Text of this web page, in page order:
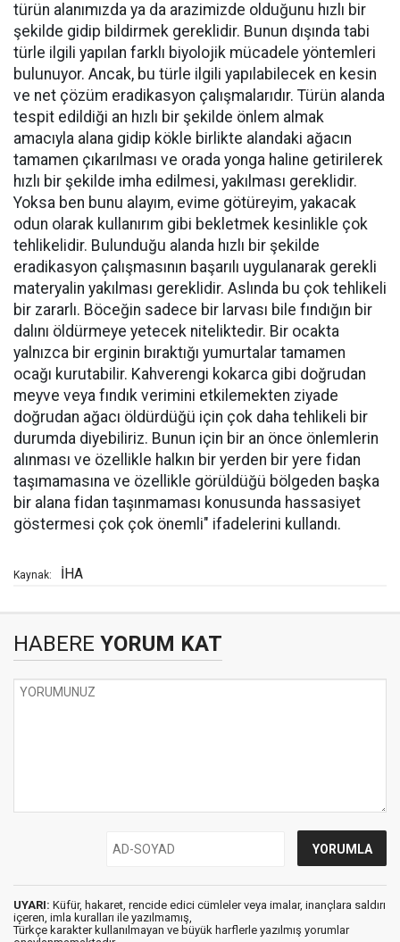
türün alanımızda ya da arazimizde olduğunu hızlı bir
şekilde gidip bildirmek gereklidir. Bunun dışında tabi
türle ilgili yapılan farklı biyolojik mücadele yöntemleri
bulunuyor. Ancak, bu türle ilgili yapılabilecek en kesin
ve net çözüm eradikasyon çalışmalarıdır. Türün alanda
tespit edildiği an hızlı bir şekilde önlem almak
amacıyla alana gidip kökle birlikte alandaki ağacın
tamamen çıkarılması ve orada yonga haline getirilerek
hızlı bir şekilde imha edilmesi, yakılması gereklidir.
Yoksa ben bunu alayım, evime götüreyim, yakacak
odun olarak kullanırım gibi bekletmek kesinlikle çok
tehlikelidir. Bulunduğu alanda hızlı bir şekilde
eradikasyon çalışmasının başarılı uygulanarak gerekli
materyalin yakılması gereklidir. Aslında bu çok tehlikeli
bir zararlı. Böceğin sadece bir larvası bile fındığın bir
dalını öldürmeye yetecek niteliktedir. Bir ocakta
yalnızca bir erginin bıraktığı yumurtalar tamamen
ocağı kurutabilir. Kahverengi kokarca gibi doğrudan
meyve veya fındık verimini etkilemekten ziyade
doğrudan ağacı öldürdüğü için çok daha tehlikeli bir
durumda diyebiliriz. Bunun için bir an önce önlemlerin
alınması ve özellikle halkın bir yerden bir yere fidan
taşımamasına ve özellikle görüldüğü bölgeden başka
bir alana fidan taşınmaması konusunda hassasiyet
göstermesi çok çok önemli" ifadelerini kullandı.
Kaynak: İHA
HABERE YORUM KAT
UYARI: Küfür, hakaret, rencide edici cümleler veya imalar, inançlara saldırı
içeren, imla kuralları ile yazılmamış,
Türkçe karakter kullanılmayan ve büyük harflerle yazılmış yorumlar